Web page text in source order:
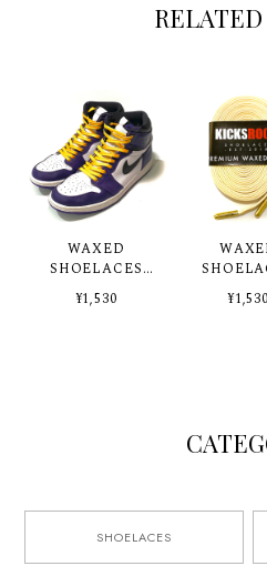
WAXED
SHOELACES
"YELLOW"
¥1,530
CREAM
¥1,530
SHOELACES